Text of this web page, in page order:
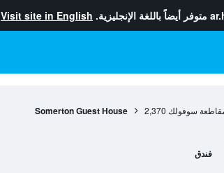
متوفر أيضاً باللغة الإنجليزية. Visit site in English
سوفولك 2,370
Somerton Guest House
فندق